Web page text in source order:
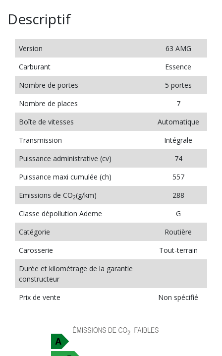
Descriptif
Version
63 AMG
Carburant
Essence
Nombre de portes
5 portes
Nombre de places
7
Boîte de vitesses
Automatique
Transmission
Intégrale
Puissance administrative (cv)
74
Puissance maxi cumulée (ch)
557
Emissions de CO2(g/km)
288
Classe dépollution Ademe
G
Catégorie
Routière
Carosserie
Tout-terrain
Durée et kilométrage de la garantie
constructeur
Prix de vente
Non spécifié